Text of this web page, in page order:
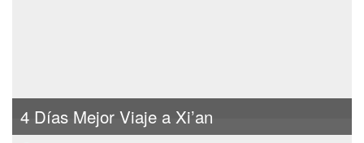
4 Días Mejor Viaje a Xi’an